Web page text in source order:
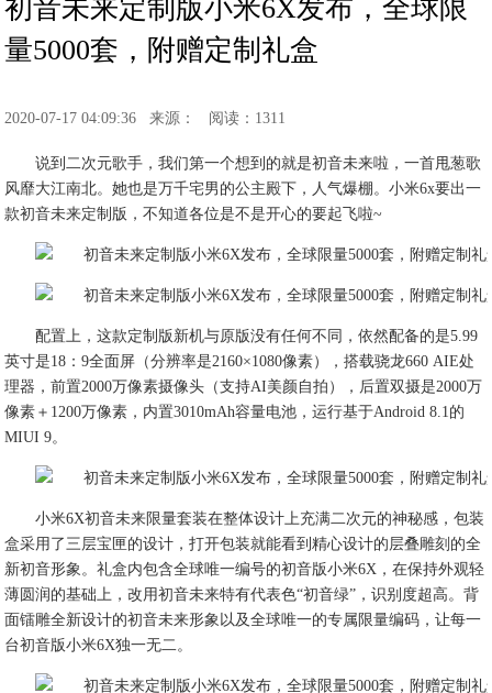
初音未来定制版小米6X发布，全球限
量5000套，附赠定制礼盒
2020-07-17 04:09:36 来源： 阅读：1311
说到二次元歌手，我们第一个想到的就是初音未来啦，一首甩葱歌
风靡大江南北。她也是万千宅男的公主殿下，人气爆棚。小米6x要出一
款初音未来定制版，不知道各位是不是开心的要起飞啦~
配置上，这款定制版新机与原版没有任何不同，依然配备的是5.99
英寸是18：9全面屏（分辨率是2160×1080像素），搭载骁龙660 AIE处
理器，前置2000万像素摄像头（支持AI美颜自拍），后置双摄是2000万
像素＋1200万像素，内置3010mAh容量电池，运行基于Android 8.1的
MIUI 9。
小米6X初音未来限量套装在整体设计上充满二次元的神秘感，包装
盒采用了三层宝匣的设计，打开包装就能看到精心设计的层叠雕刻的全
新初音形象。礼盒内包含全球唯一编号的初音版小米6X，在保持外观轻
薄圆润的基础上，改用初音未来特有代表色“初音绿”，识别度超高。背
面镭雕全新设计的初音未来形象以及全球唯一的专属限量编码，让每一
台初音版小米6X独一无二。